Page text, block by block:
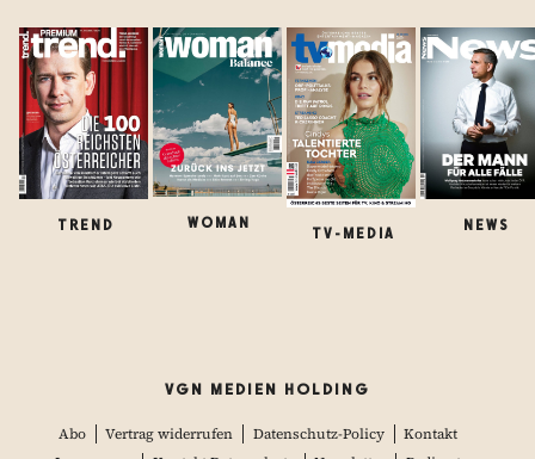
TREND WOMAN
TV-MEDIA
NEWS
VGN MEDIEN HOLDING
Abo Vertrag widerrufen Datenschutz-Policy
Kontakt